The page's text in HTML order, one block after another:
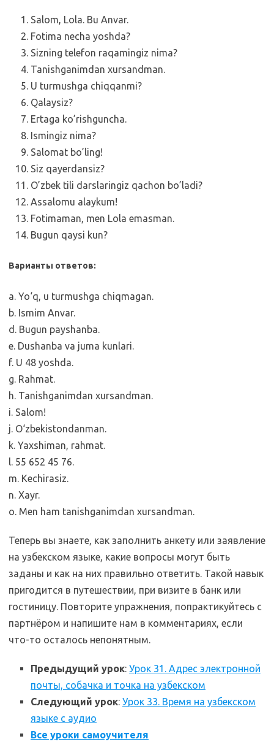
Salom, Lola. Bu Anvar.
Fotima necha yoshda?
Sizning telefon raqamingiz nima?
Tanishganimdan xursandman.
U turmushga chiqqanmi?
Qalaysiz?
Ertaga ko’rishguncha.
Ismingiz nima?
Salomat bo’ling!
Siz qayerdansiz?
O’zbek tili darslaringiz qachon bo’ladi?
Assalomu alaykum!
Fotimaman, men Lola emasman.
Bugun qaysi kun?
Варианты ответов:
a. Yo‘q, u turmushga chiqmagan.
b. Ismim Anvar.
d. Bugun payshanba.
e. Dushanba va juma kunlari.
f. U 48 yoshda.
g. Rahmat.
h. Tanishganimdan xursandman.
i. Salom!
j. O‘zbekistondanman.
k. Yaxshiman, rahmat.
l. 55 652 45 76.
m. Kechirasiz.
n. Xayr.
o. Men ham tanishganimdan xursandman.
Теперь вы знаете, как заполнить анкету или заявление
на узбекском языке, какие вопросы могут быть
заданы и как на них правильно ответить. Такой навык
пригодится в путешествии, при визите в банк или
гостиницу. Повторите упражнения, попрактикуйтесь с
партнёром и напишите нам в комментариях, если
что-то осталось непонятным.
Предыдущий урок: Урок 31. Адрес электронной
почты, собачка и точка на узбекском
Следующий урок: Урок 33. Время на узбекском
языке с аудио
Все уроки самоучителя